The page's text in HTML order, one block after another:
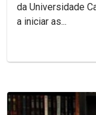
da Universidade
a iniciar as...